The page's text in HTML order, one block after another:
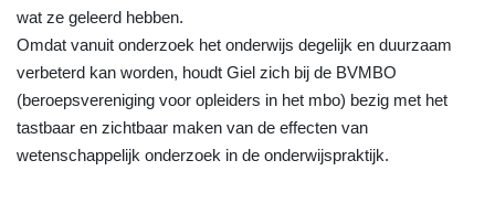
wat ze geleerd hebben.
Omdat vanuit onderzoek het onderwijs degelijk en duurzaam
verbeterd kan worden, houdt Giel zich bij de BVMBO
(beroepsvereniging voor opleiders in het mbo) bezig met het
tastbaar en zichtbaar maken van de effecten van
wetenschappelijk onderzoek in de onderwijspraktijk.